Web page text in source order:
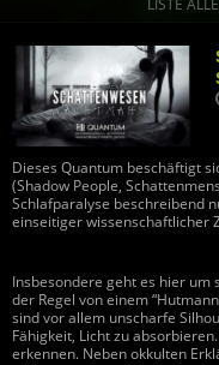
LISTE
Dieses Quantum beschäftigt
(Shadow People,
Schlafparalyse beschreibend
einseitiger wissenschaftlicher
Insbesondere geht es hier um
der Regel von einem
sind vor allem unscharfe
Fähigkeit, Licht zu
erkennen. Neben okkulten